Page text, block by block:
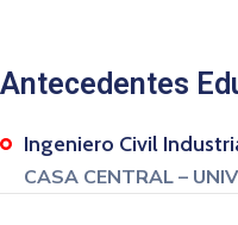
Antecedentes
Ingeniero Civil
CASA CENTRAL –